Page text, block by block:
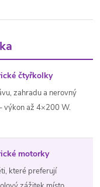
čtyřkolky
zahradu a nerovný
výkon až 4×200 W.
motorky
které preferují